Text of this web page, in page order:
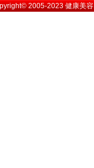
2005-2023健康美